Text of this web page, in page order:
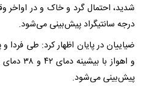
درجه سانتیگراد پیش‌بینی می‌شود.
و اهواز
پیش‌بینی می‌شود.